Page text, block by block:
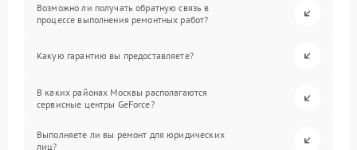
Возможно ли получать обратную связь в
процессе выполнения ремонтных работ?
Какую гарантию вы предоставляете?
В каких районах Москвы располагаются
сервисные центры GeForce?
Выполняете ли вы ремонт для юридических
лиц?